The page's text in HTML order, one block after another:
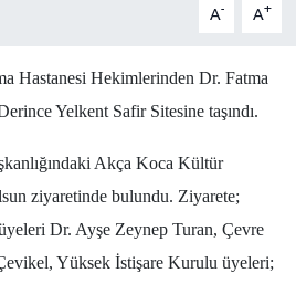
A- A+
Hastanesi Hekimlerinden Dr. Fatma
Yelkent Safir Sitesine taşındı.
Akça Koca Kültür
ziyaretinde bulundu. Ziyarete;
Dr. Ayşe Zeynep Turan, Çevre
Yüksek İstişare Kurulu üyeleri;